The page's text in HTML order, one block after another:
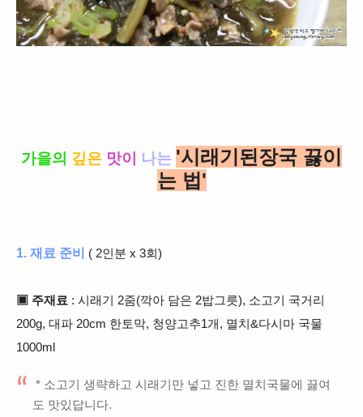
가을의 깊은 맛이 나는 '시래기된장국 끓이
는 법'
1. 재료 준비 ( 2인분 x 3회)
▣ 주재료 : 시래기 2줌(깍아 담은 2밥그릇), 소고기 국거리
200g, 대파 20cm 한토막, 청양고추1개, 멸치&다시마 국물
1000ml
* 소고기 생략하고 시래기만 넣고 진한 멸치국물에 끓여
도 맛있답니다.